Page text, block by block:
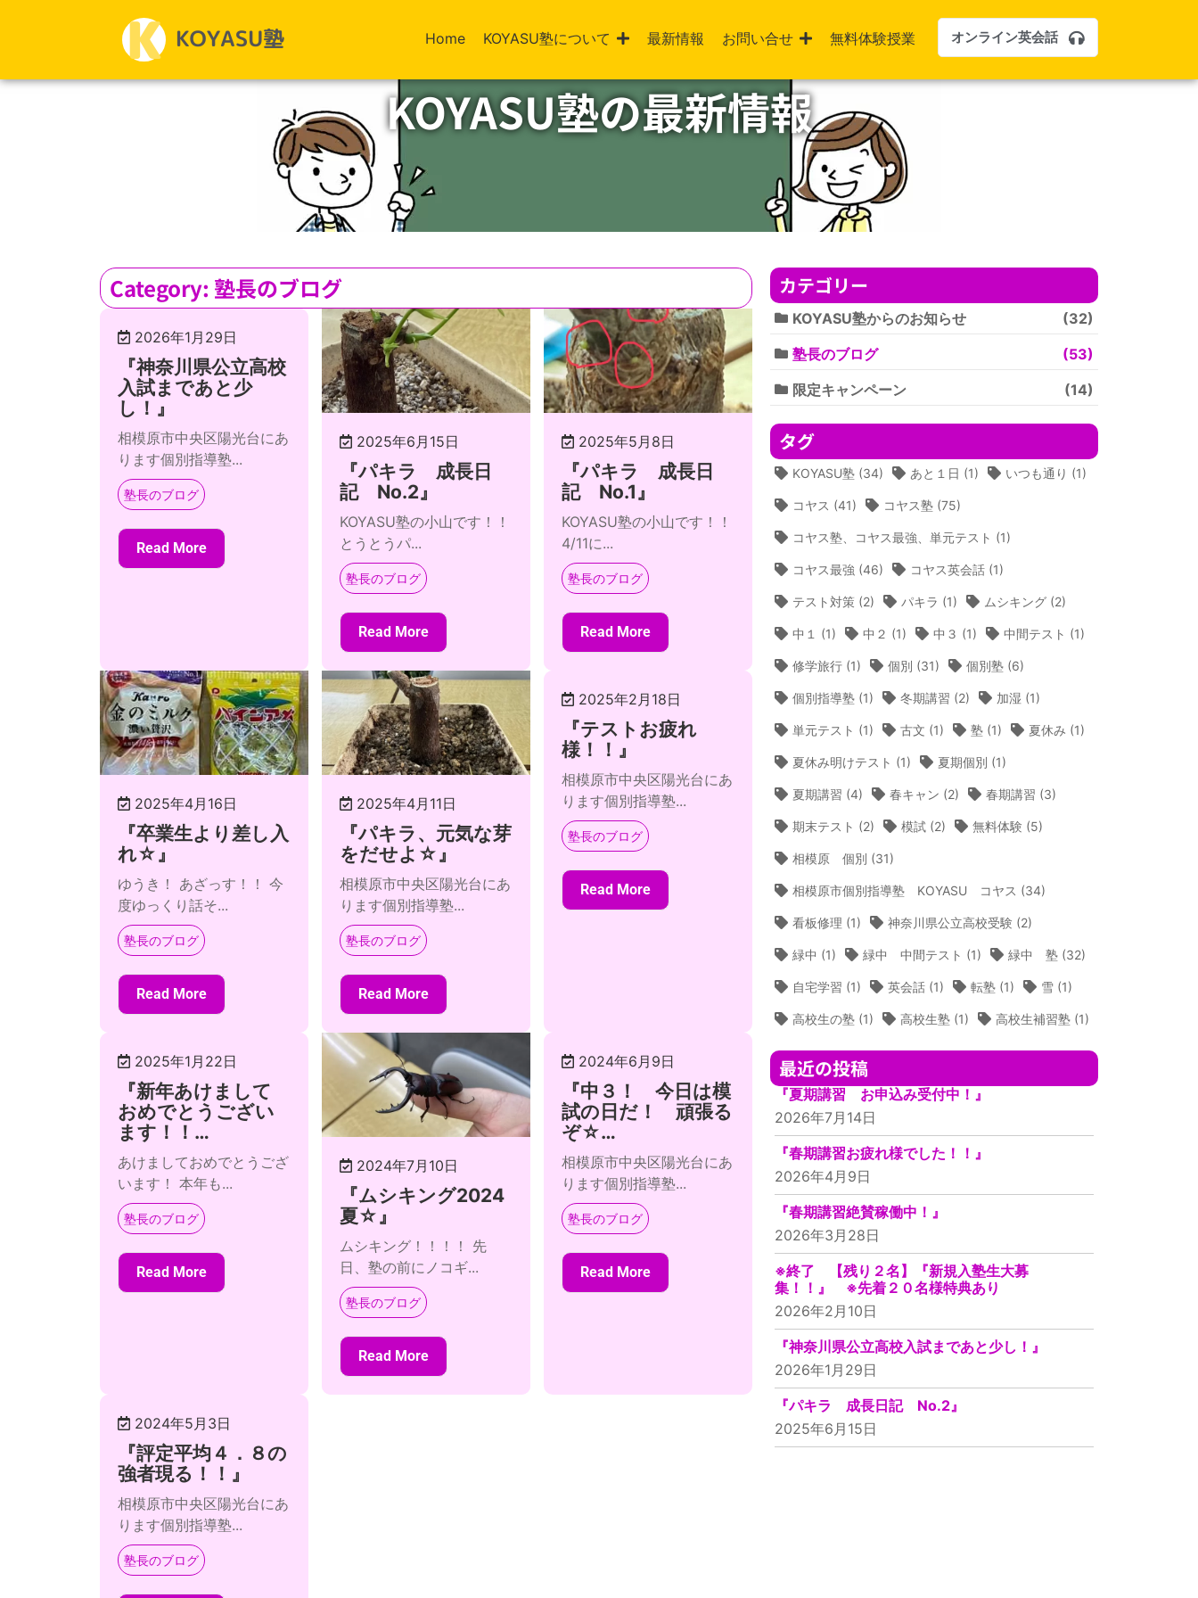
Home KOYASU塾について 最新情報 お問い合せ 無料体験授業 オンライン英会話
KOYASU塾の最新情報
Category: 塾長のブログ
2026年1月29日
『神奈川県公立高校
入試まであと少
し！』
相模原市中央区陽光台にあ
ります個別指導塾...
塾長のブログ
Read More
2025年6月15日
『パキラ 成長日
記 No.2』
KOYASU塾の小山です！！
とうとうパ...
塾長のブログ
Read More
2025年5月8日
『パキラ 成長日
記 No.1』
KOYASU塾の小山です！！
4/11に...
塾長のブログ
Read More
2025年4月16日
『卒業生より差し入
れ☆』
ゆうき！ あざっす！！ 今
度ゆっくり話そ...
塾長のブログ
Read More
2025年4月11日
『パキラ、元気な芽
をだせよ☆』
相模原市中央区陽光台にあ
ります個別指導塾...
塾長のブログ
Read More
2025年2月18日
『テストお疲れ
様！！』
相模原市中央区陽光台にあ
ります個別指導塾...
塾長のブログ
Read More
2025年1月22日
『新年あけまして
おめでとうござい
ます！！…
あけましておめでとうござ
います！ 本年も...
塾長のブログ
Read More
2024年7月10日
『ムシキング2024
夏☆』
ムシキング！！！！ 先
日、塾の前にノコギ...
塾長のブログ
Read More
2024年6月9日
『中３！ 今日は模
試の日だ！ 頑張る
ぞ☆…
相模原市中央区陽光台にあ
ります個別指導塾...
塾長のブログ
Read More
2024年5月3日
『評定平均４．８の
強者現る！！』
相模原市中央区陽光台にあ
ります個別指導塾...
塾長のブログ
カテゴリー
KOYASU塾からのお知らせ
(32)
塾長のブログ
(53)
限定キャンペーン
(14)
タグ
KOYASU塾 (34) あと１日 (1) いつも通り (1)
コヤス (41) コヤス塾 (75)
コヤス塾、コヤス最強、単元テスト (1)
コヤス最強 (46) コヤス英会話 (1)
テスト対策 (2) パキラ (1) ムシキング (2)
中１ (1) 中２ (1) 中３ (1) 中間テスト (1)
修学旅行 (1) 個別 (31) 個別塾 (6)
個別指導塾 (1) 冬期講習 (2) 加湿 (1)
単元テスト (1) 古文 (1) 塾 (1) 夏休み (1)
夏休み明けテスト (1) 夏期個別 (1)
夏期講習 (4) 春キャン (2) 春期講習 (3)
期末テスト (2) 模試 (2) 無料体験 (5)
相模原 個別 (31)
相模原市個別指導塾 KOYASU コヤス (34)
看板修理 (1) 神奈川県公立高校受験 (2)
緑中 (1) 緑中 中間テスト (1) 緑中 塾 (32)
自宅学習 (1) 英会話 (1) 転塾 (1) 雪 (1)
高校生の塾 (1) 高校生塾 (1) 高校生補習塾 (1)
最近の投稿
『夏期講習 お申込み受付中！』
2026年7月14日
『春期講習お疲れ様でした！！』
2026年4月9日
『春期講習絶賛稼働中！』
2026年3月28日
※終了 【残り２名】『新規入塾生大募
集！！』 ※先着２０名様特典あり
2026年2月10日
『神奈川県公立高校入試まであと少し！』
2026年1月29日
『パキラ 成長日記 No.2』
2025年6月15日